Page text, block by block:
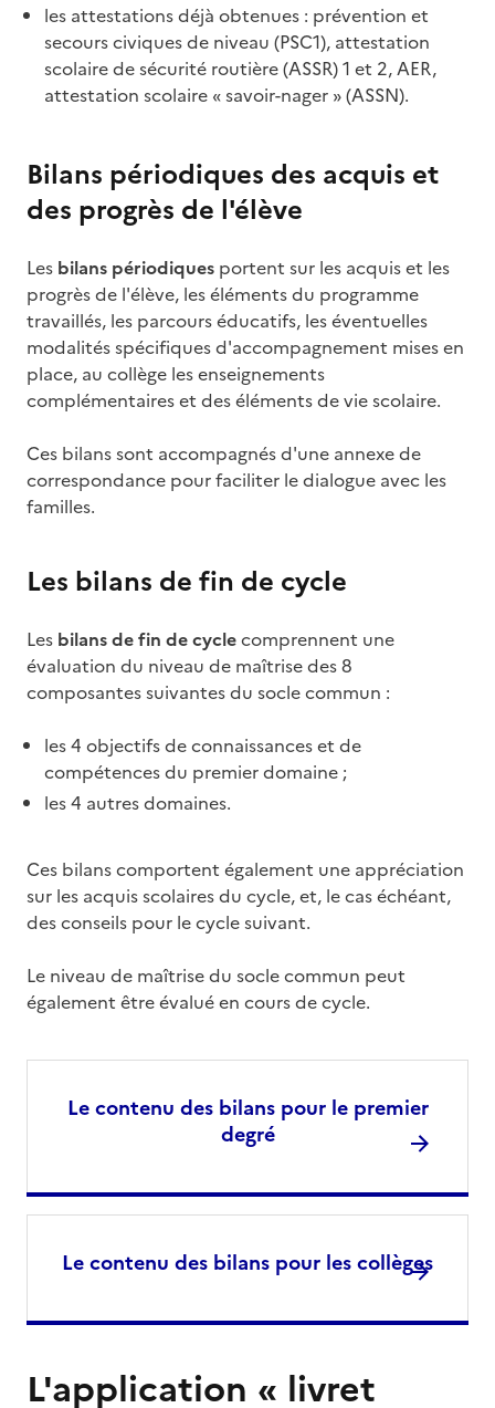
les attestations déjà obtenues : prévention et
secours civiques de niveau (PSC1), attestation
scolaire de sécurité routière (ASSR) 1 et 2, AER,
attestation scolaire « savoir-nager » (ASSN).
Bilans périodiques des acquis et
des progrès de l'élève
Les bilans périodiques portent sur les acquis et les
progrès de l'élève, les éléments du programme
travaillés, les parcours éducatifs, les éventuelles
modalités spécifiques d'accompagnement mises en
place, au collège les enseignements
complémentaires et des éléments de vie scolaire.
Ces bilans sont accompagnés d'une annexe de
correspondance pour faciliter le dialogue avec les
familles.
Les bilans de fin de cycle
Les bilans de fin de cyclecomprennent une
évaluation du niveau de maîtrise des 8
composantes suivantes du socle commun :
les 4 objectifs de connaissances et de
compétences du premier domaine ;
les 4 autres domaines.
Ces bilans comportent également une appréciation
sur les acquis scolaires du cycle, et, le cas échéant,
des conseils pour le cycle suivant.
Le niveau de maîtrise du socle commun peut
également être évalué en cours de cycle.
Le contenu des bilans pour le premier
degré
Le contenu des bilans pour les collèges
L'application « livret